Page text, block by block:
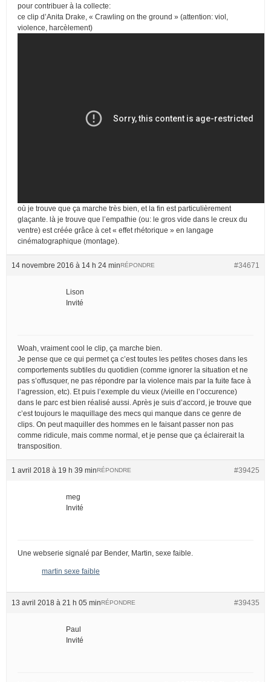
pour contribuer à la collecte:
ce clip d’Anita Drake, « Crawling on the ground » (attention: viol,
violence, harcèlement)
où je trouve que ça marche très bien, et la fin est particulièrement
glaçante. là je trouve que l’empathie (ou: le gros vide dans le creux du
ventre) est créée grâce à cet « effet rhétorique » en langage
cinématographique (montage).
14 novembre 2016 à 14 h 24 min #34671
RÉPONDRE
Lison
Invité
Woah, vraiment cool le clip, ça marche bien.
Je pense que ce qui permet ça c’est toutes les petites choses dans les
comportements subtiles du quotidien (comme ignorer la situation et ne
pas s’offusquer, ne pas répondre par la violence mais par la fuite face à
l’agression, etc). Et puis l’exemple du vieux (/vieille en l’occurence)
dans le parc est bien réalisé aussi. Après je suis d’accord, je trouve que
c’est toujours le maquillage des mecs qui manque dans ce genre de
clips. On peut maquiller des hommes en le faisant passer non pas
comme ridicule, mais comme normal, et je pense que ça éclairerait la
transposition.
1 avril 2018 à 19 h 39 min #39425
RÉPONDRE
meg
Invité
Une webserie signalé par Bender, Martin, sexe faible.
martin sexe faible
13 avril 2018 à 21 h 05 min #39435
RÉPONDRE
Paul
Invité